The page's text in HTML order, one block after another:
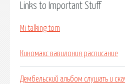
Links to Important Stuff
Mi talking tom
Киномакс вавилония расписание
Дембельский альбом слушать и